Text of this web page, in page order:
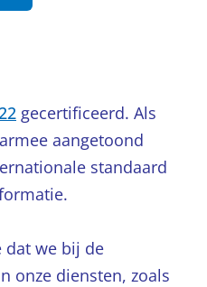
gecertificeerd. Als
aangetoond
standaard
dat we bij de
onze diensten, zoals